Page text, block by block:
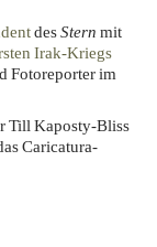
desSternmit
Irak-Kriegs
Fotoreporter im
Till Kaposty-Bliss
Caricatura-